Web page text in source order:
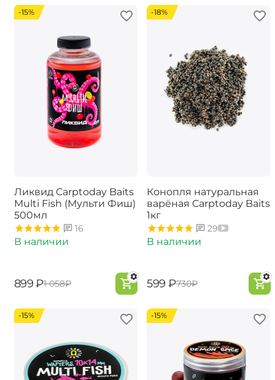
-15%
Ликвид Carptoday Baits
Multi Fish (Мульти Фиш)
500мл
16
В наличии
‍899‍ ₽‍1 058‍₽
-18%
Конопля натуральная
варёная Carptoday Baits
1кг
29
В наличии
‍599‍ ₽‍730‍₽
-15% -15%